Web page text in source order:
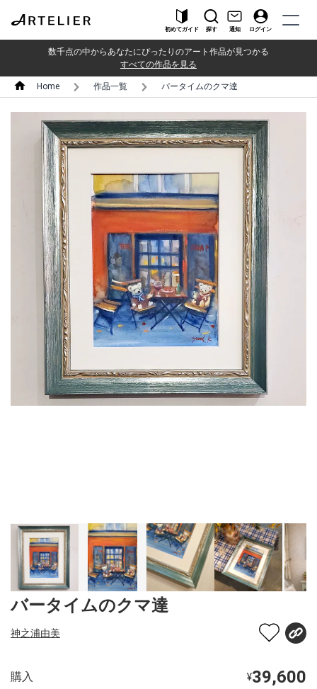
初めてガイド 探す 通知 ログイン
数千点の中からあなたにぴったりのアート作品が見つかる
すべての作品を見る
Home 作品一覧 バータイムのクマ達
バータイムのクマ達
神之浦由美
購入 ¥39,600